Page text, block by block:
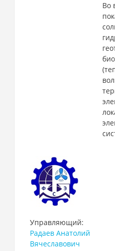
Во
Управляющий:
Радаев Анатолий
Вячеславович